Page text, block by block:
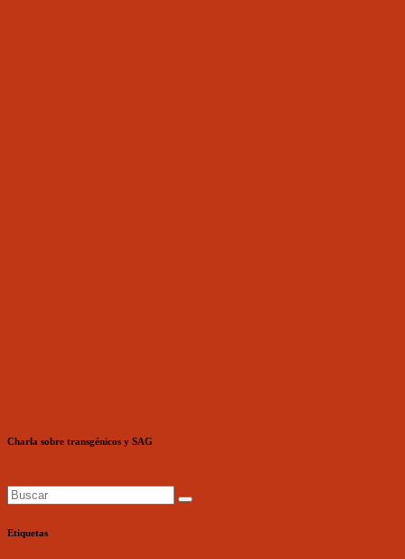
Charla sobre transgénicos y SAG
Etiquetas